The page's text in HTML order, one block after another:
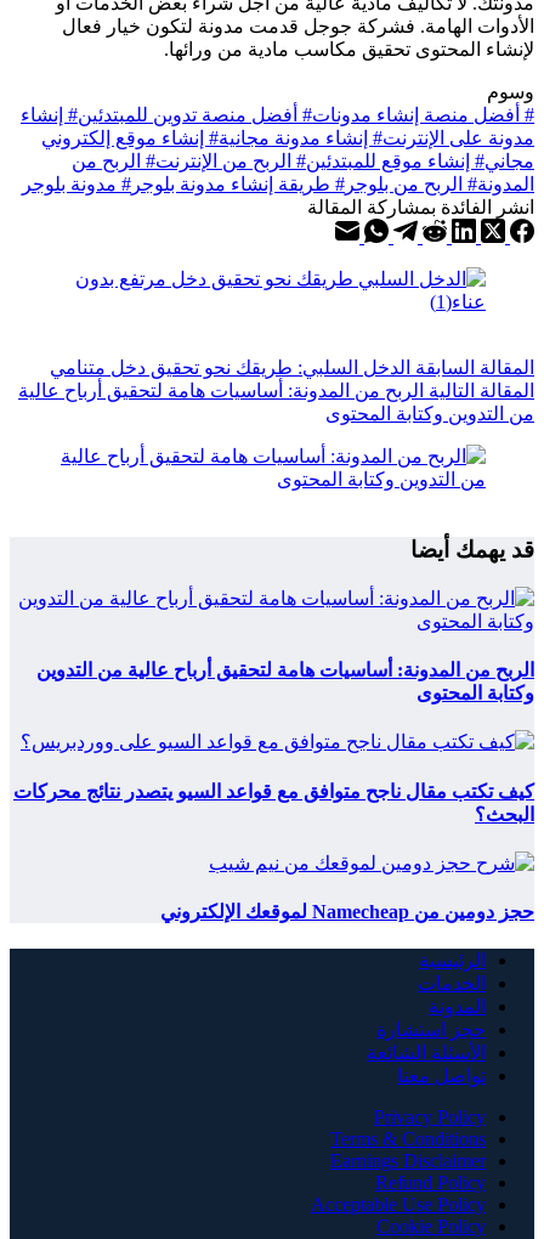
الأدوات الهامة. فشركة جوجل قدمت مدونة لتكون خيار فعال
لإنشاء المحتوى تحقيق مكاسب مادية من ورائها.
وسوم
# أفضل منصة إنشاء مدونات# أفضل منصة تدوين للمبتدئين# إنشاء
مدونة على الإنترنت# إنشاء مدونة مجانية# إنشاء موقع إلكتروني
مجاني# إنشاء موقع للمبتدئين# الربح من الإنترنت# الربح من
المدونة# الربح من بلوجر # طريقة إنشاء مدونة بلوجر # مدونة بلوجر
انشر الفائدة بمشاركة المقالة
المقالة السابقة الدخل السلبي: طريقك نحو تحقيق دخل متنامي
المقالة التالية الربح من المدونة: أساسيات هامة لتحقيق أرباح عالية
من التدوين وكتابة المحتوى
قد يهمك أيضا
الربح من المدونة: أساسيات هامة لتحقيق أرباح عالية من التدوين
وكتابة المحتوى
كيف تكتب مقال ناجح متوافق مع قواعد السيو يتصدر نتائج محركات
البحث؟
حجز دومين من Namecheap لموقعك الإلكتروني
الرئيسية
الخدمات
المدونة
حجز استشارة
الأسئلة الشائعة
تواصل معنا
Privacy Policy
Terms & Conditions
Earnings Disclaimer
Refund Policy
Acceptable Use Policy
Cookie Policy